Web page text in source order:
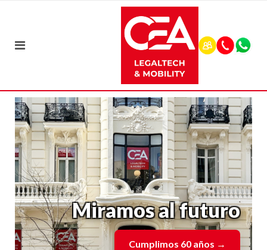
Miramos al futuro
Cumplimos 60 años →